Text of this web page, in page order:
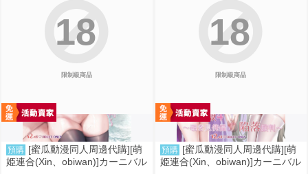
限制級商品
18
預購 [蜜瓜動漫同人周邊代購][萌
姫連合(Xin、obiwan)]カーニバル
限制級商品
18
預購 [蜜瓜動漫同人周邊代購][萌
姫連合(Xin、obiwan)]カーニバル